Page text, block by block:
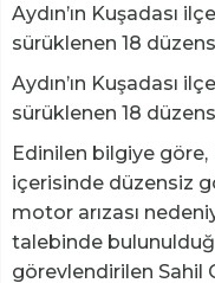
Aydın’ın Kuşadası
sürüklenen 18
Aydın’ın Kuşadası
sürüklenen 18
Edinilen bilgiye göre,
içerisinde düzensiz
motor arızası
talebinde
görevlendirilen Sahil